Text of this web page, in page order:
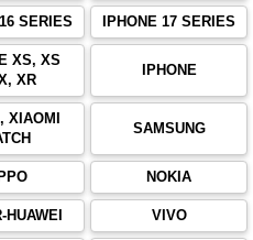
SERIES IPHONE 17 SERIES
XS, XS
XR
IPHONE
XIAOMI
SAMSUNG
NOKIA
HUAWEI VIVO